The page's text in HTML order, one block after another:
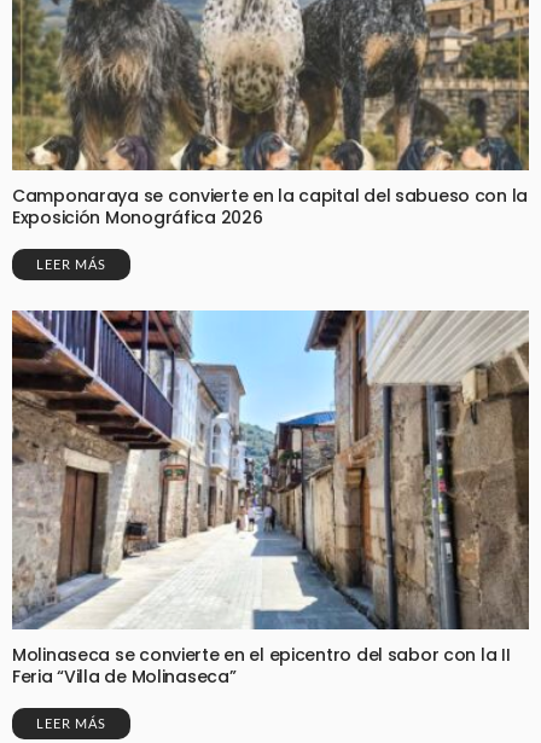
Camponaraya se convierte en la capital del sabueso con la
Exposición Monográfica 2026
LEER MÁS
Molinaseca se convierte en el epicentro del sabor con la II
Feria “Villa de Molinaseca”
LEER MÁS